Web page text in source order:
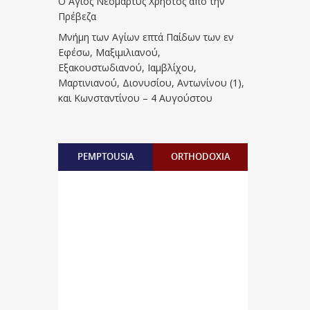
Πρέβεζα
Μνήμη των Aγίων επτά Παίδων των εν
Eφέσω, Mαξιμιλιανού,
Eξακουστωδιανού, Iαμβλίχου,
Mαρτινιανού, Διονυσίου, Aντωνίνου (1),
και Kωνσταντίνου – 4 Αυγούστου
PEMPTOUSIA ORTHODOXIA